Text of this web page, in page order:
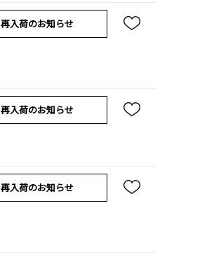
再入荷のお知らせ
再入荷のお知らせ
再入荷のお知らせ